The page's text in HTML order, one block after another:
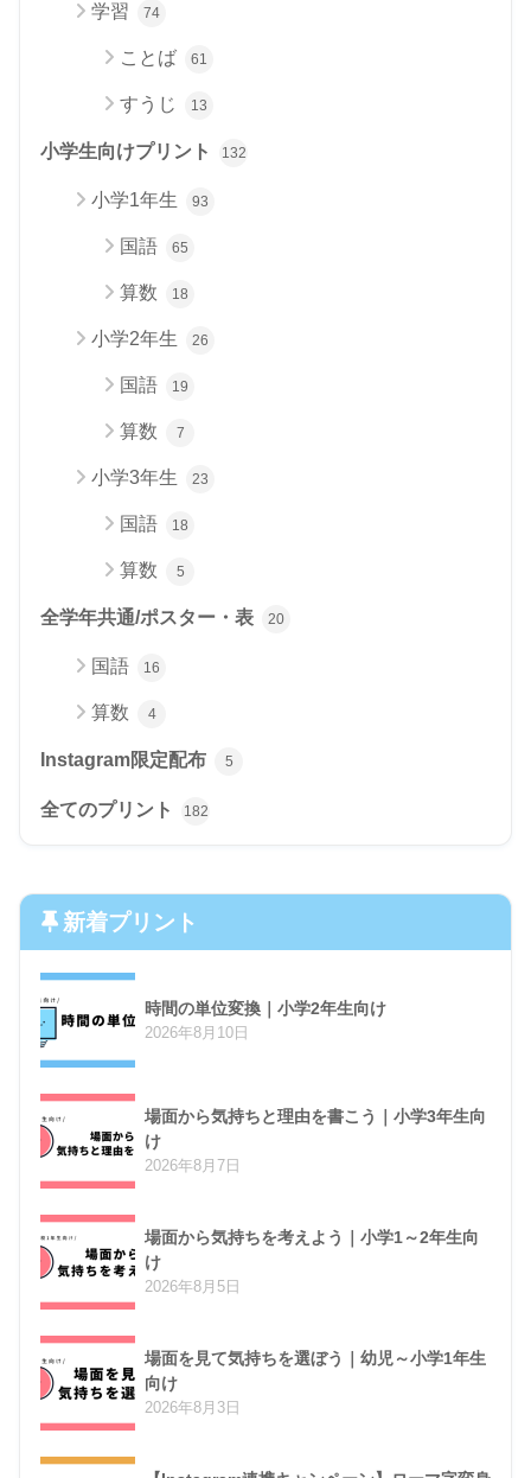
学習 74
ことば 61
すうじ 13
小学生向けプリント 132
小学1年生 93
国語 65
算数 18
小学2年生 26
国語 19
算数 7
小学3年生 23
国語 18
算数 5
全学年共通/ポスター・表 20
国語 16
算数 4
Instagram限定配布 5
全てのプリント 182
新着プリント
時間の単位変換｜小学2年生向け
2026年8月10日
場面から気持ちと理由を書こう｜小学3年生向
け
2026年8月7日
場面から気持ちを考えよう｜小学1～2年生向
け
2026年8月5日
場面を見て気持ちを選ぼう｜幼児～小学1年生
向け
2026年8月3日